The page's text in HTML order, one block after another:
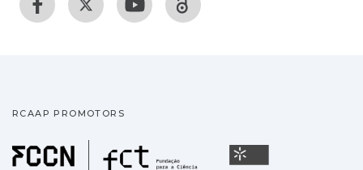
RCAAP PROMOTORS
Fundação para a